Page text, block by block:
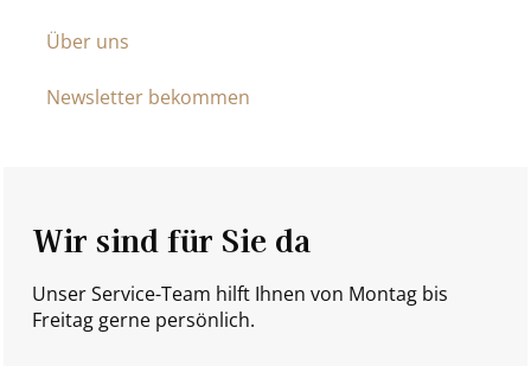
Über uns
Newsletter bekommen
Wir sind für Sie da
Unser Service-Team hilft Ihnen von Montag bis
Freitag gerne persönlich.